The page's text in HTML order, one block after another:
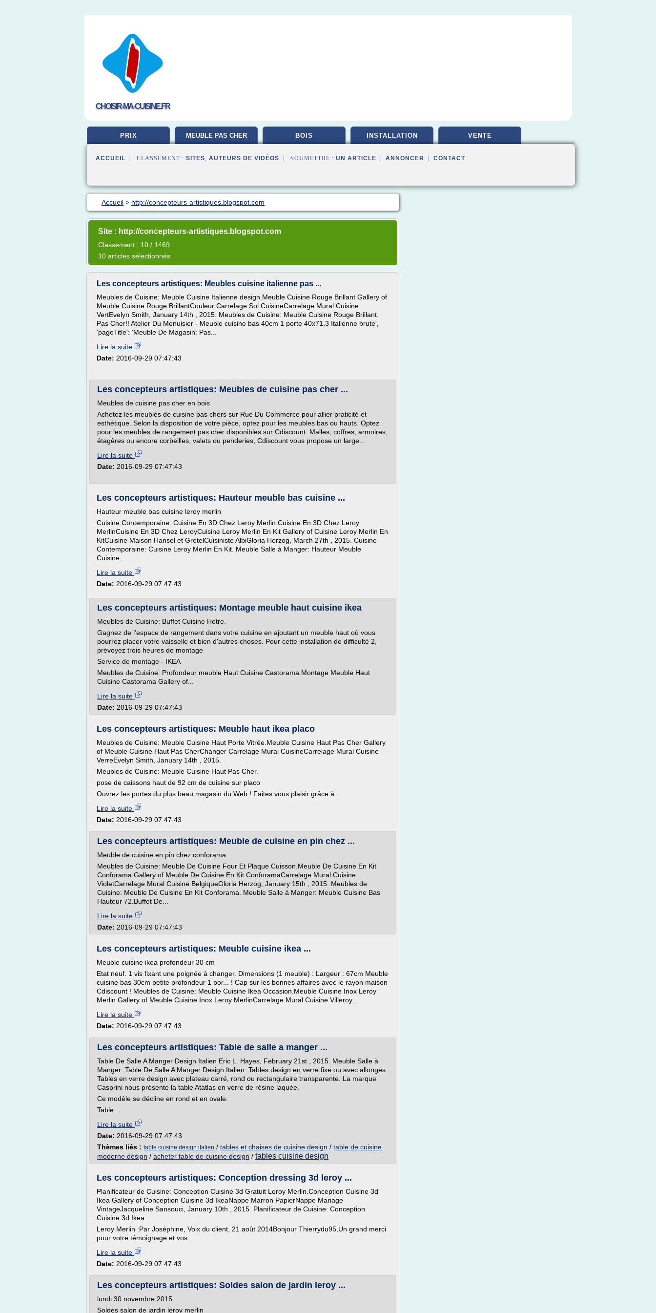
CHOISIR-MA-CUISINE.FR
PRIX MEUBLE PAS CHER BOIS INSTALLATION VENTE
ACCUEIL | CLASSEMENT : SITES, AUTEURS DE VIDÉOS | SOUMETTRE : UN ARTICLE ANNONCER CONTACT
Accueil > http://concepteurs-artistiques.blogspot.com
Site : http://concepteurs-artistiques.blogspot.com
Classement : 10 / 1469
10 articles sélectionnés
Les concepteurs artistiques: Meubles cuisine italienne pas ...
Meubles de Cuisine: Meuble Cuisine Italienne design.Meuble Cuisine Rouge Brillant Gallery of
Meuble Cuisine Rouge BrillantCouleur Carrelage Sol CuisineCarrelage Mural Cuisine
VertEvelyn Smith, January 14th , 2015. Meubles de Cuisine: Meuble Cuisine Rouge Brillant.
Pas Cher!! Atelier Du Menuisier - Meuble cuisine bas 40cm 1 porte 40x71.3 Italienne brute',
'pageTitle': 'Meuble De Magasin: Pas...
Lire la suite
Date: 2016-09-29 07:47:43
Les concepteurs artistiques: Meubles de cuisine pas cher ...
Meubles de cuisine pas cher en bois
Achetez les meubles de cuisine pas chers sur Rue Du Commerce pour allier praticité et
esthétique. Selon la disposition de votre pièce, optez pour les meubles bas ou hauts. Optez
pour les meubles de rangement pas cher disponibles sur Cdiscount. Malles, coffres, armoires,
étagères ou encore corbeilles, valets ou penderies, Cdiscount vous propose un large...
Lire la suite
Date: 2016-09-29 07:47:43
Les concepteurs artistiques: Hauteur meuble bas cuisine ...
Hauteur meuble bas cuisine leroy merlin
Cuisine Contemporaine: Cuisine En 3D Chez Leroy Merlin.Cuisine En 3D Chez Leroy
MerlinCuisine En 3D Chez LeroyCuisine Leroy Merlin En Kit Gallery of Cuisine Leroy Merlin En
KitCuisine Maison Hansel et GretelCuisiniste AlbiGloria Herzog, March 27th , 2015. Cuisine
Contemporaine: Cuisine Leroy Merlin En Kit. Meuble Salle à Manger: Hauteur Meuble
Cuisine...
Lire la suite
Date: 2016-09-29 07:47:43
Les concepteurs artistiques: Montage meuble haut cuisine ikea
Meubles de Cuisine: Buffet Cuisine Hetre.
Gagnez de l'espace de rangement dans votre cuisine en ajoutant un meuble haut où vous
pourrez placer votre vaisselle et bien d'autres choses. Pour cette installation de difficulté 2,
prévoyez trois heures de montage
Service de montage - IKEA
Meubles de Cuisine: Profondeur meuble Haut Cuisine Castorama.Montage Meuble Haut
Cuisine Castorama Gallery of...
Lire la suite
Date: 2016-09-29 07:47:43
Les concepteurs artistiques: Meuble haut ikea placo
Meubles de Cuisine: Meuble Cuisine Haut Porte Vitrée.Meuble Cuisine Haut Pas Cher Gallery
of Meuble Cuisine Haut Pas CherChanger Carrelage Mural CuisineCarrelage Mural Cuisine
VerreEvelyn Smith, January 14th , 2015.
Meubles de Cuisine: Meuble Cuisine Haut Pas Cher.
pose de caissons haut de 92 cm de cuisine sur placo
Ouvrez les portes du plus beau magasin du Web ! Faites vous plaisir grâce à...
Lire la suite
Date: 2016-09-29 07:47:43
Les concepteurs artistiques: Meuble de cuisine en pin chez ...
Meuble de cuisine en pin chez conforama
Meubles de Cuisine: Meuble De Cuisine Four Et Plaque Cuisson.Meuble De Cuisine En Kit
Conforama Gallery of Meuble De Cuisine En Kit ConforamaCarrelage Mural Cuisine
VioletCarrelage Mural Cuisine BelgiqueGloria Herzog, January 15th , 2015. Meubles de
Cuisine: Meuble De Cuisine En Kit Conforama. Meuble Salle à Manger: Meuble Cuisine Bas
Hauteur 72.Buffet De...
Lire la suite
Date: 2016-09-29 07:47:43
Les concepteurs artistiques: Meuble cuisine ikea ...
Meuble cuisine ikea profondeur 30 cm
Etat neuf. 1 vis fixant une poignée à changer. Dimensions (1 meuble) : Largeur : 67cm Meuble
cuisine bas 30cm petite profondeur 1 por... ! Cap sur les bonnes affaires avec le rayon maison
Cdiscount ! Meubles de Cuisine: Meuble Cuisine Ikea Occasion.Meuble Cuisine Inox Leroy
Merlin Gallery of Meuble Cuisine Inox Leroy MerlinCarrelage Mural Cuisine Villeroy...
Lire la suite
Date: 2016-09-29 07:47:43
Les concepteurs artistiques: Table de salle a manger ...
Table De Salle A Manger Design Italien Eric L. Hayes, February 21st , 2015. Meuble Salle à
Manger: Table De Salle A Manger Design Italien. Tables design en verre fixe ou avec allonges.
Tables en verre design avec plateau carré, rond ou rectangulaire transparente. La marque
Casprini nous présente la table Atatlas en verre de résine laquée.
Ce modèle se décline en rond et en ovale.
Table...
Lire la suite
Date: 2016-09-29 07:47:43
Thèmes liés : table cuisine design italien / tables et chaises de cuisine design / table de cuisine
moderne design / acheter table de cuisine design / tables cuisine design
Les concepteurs artistiques: Conception dressing 3d leroy ...
Planificateur de Cuisine: Conception Cuisine 3d Gratuit Leroy Merlin.Conception Cuisine 3d
Ikea Gallery of Conception Cuisine 3d IkeaNappe Marron PapierNappe Mariage
VintageJacqueline Sansouci, January 10th , 2015. Planificateur de Cuisine: Conception
Cuisine 3d Ikea.
Leroy Merlin :Par Joséphine, Voix du client, 21 août 2014Bonjour Thierrydu95,Un grand merci
pour votre témoignage et vos...
Lire la suite
Date: 2016-09-29 07:47:43
Les concepteurs artistiques: Soldes salon de jardin leroy ...
lundi 30 novembre 2015
Soldes salon de jardin leroy merlin